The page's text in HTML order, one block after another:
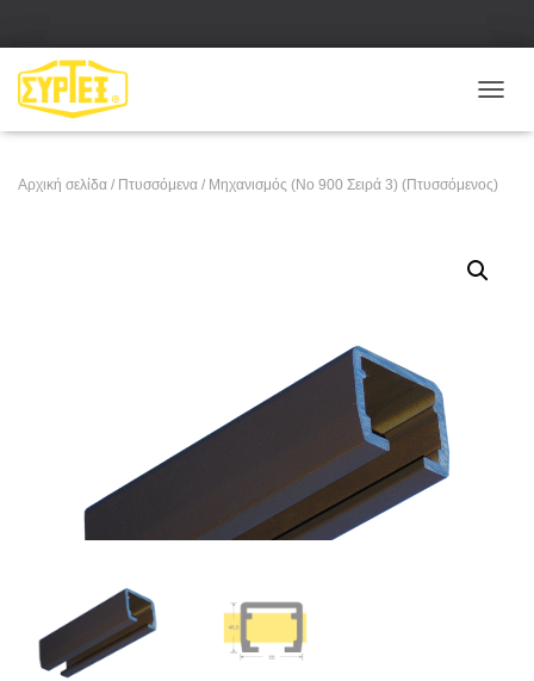
Ν
Λ
Αρχική σελίδα / Πτυσσόμενα / Μηχανισμός (No 900 Σειρά 3) (Πτυσσόμενος)